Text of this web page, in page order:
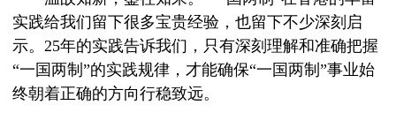
实践给我们留下很多宝贵经验，也留下不少深刻启
示。25年的实践告诉我们，只有深刻理解和准确把握
“一国两制”的实践规律，才能确保“一国两制”事业始
终朝着正确的方向行稳致远。